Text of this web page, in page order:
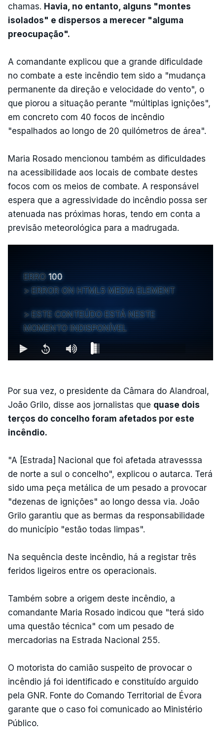
chamas. Havia, no entanto, alguns "montes
isolados" e dispersos a merecer "alguma
preocupação".
A comandante explicou que a grande dificuldade
no combate a este incêndio tem sido a "mudança
permanente da direção e velocidade do vento", o
que piorou a situação perante "múltiplas ignições",
em concreto com 40 focos de incêndio
"espalhados ao longo de 20 quilómetros de área".
Maria Rosado mencionou também as dificuldades
na acessibilidade aos locais de combate destes
focos com os meios de combate. A responsável
espera que a agressividade do incêndio possa ser
atenuada nas próximas horas, tendo em conta a
previsão meteorológica para a madrugada.
ERRO 100
ERROR ON HTML5 MEDIA ELEMENT
ESTE CONTEÚDO ESTÁ NESTE
MOMENTO INDISPONÍVEL
Por sua vez, o presidente da Câmara do Alandroal,
João Grilo, disse aos jornalistas que quase dois
terços do concelho foram afetados por este
incêndio.
"A [Estrada] Nacional que foi afetada atravesssa
de norte a sul o concelho", explicou o autarca. Terá
sido uma peça metálica de um pesado a provocar
"dezenas de ignições" ao longo dessa via. João
Grilo garantiu que as bermas da responsabilidade
do município "estão todas limpas".
Na sequência deste incêndio, há a registar três
feridos ligeiros entre os operacionais.
Também sobre a origem deste incêndio, a
comandante Maria Rosado indicou que "terá sido
uma questão técnica" com um pesado de
mercadorias na Estrada Nacional 255.
O motorista do camião suspeito de provocar o
incêndio já foi identificado e constituído arguido
pela GNR. Fonte do Comando Territorial de Évora
garante que o caso foi comunicado ao Ministério
Público.